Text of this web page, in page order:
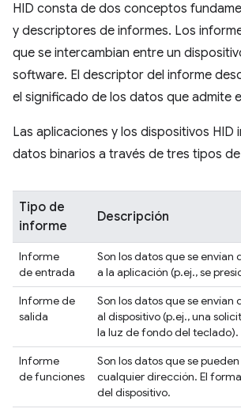
HID consta de dos conceptos
y descriptores de informes. Los
que se intercambian entre un
software. El descriptor del informe
el significado de los datos que admite
Las aplicaciones y los dispositivos HID
datos binarios a través de tres tipos
Tipo de
informe
Descripción
Informe
de entrada
Son los datos que se envían
a la aplicación (p.ej., se
Informe de
salida
Son los datos que se envían
al dispositivo (p.ej., una
la luz de fondo del teclado).
Informe
de funciones
Son los datos que se
cualquier dirección. El
del dispositivo.